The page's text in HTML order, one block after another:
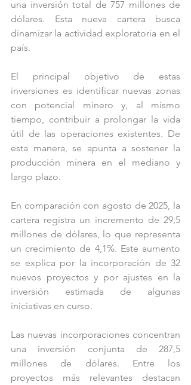
una inversión total de 757 millones de
dólares. Esta nueva cartera busca
dinamizar la actividad exploratoria en el
país.
El principal objetivo de estas
inversiones es identificar nuevas zonas
con potencial minero y, al mismo
tiempo, contribuir a prolongar la vida
útil de las operaciones existentes. De
esta manera, se apunta a sostener la
producción minera en el mediano y
largo plazo.
En comparación con agosto de 2025, la
cartera registra un incremento de 29,5
millones de dólares, lo que representa
un crecimiento de 4,1%. Este aumento
se explica por la incorporación de 32
nuevos proyectos y por ajustes en la
inversión estimada de algunas
iniciativas en curso.
Las nuevas incorporaciones concentran
una inversión conjunta de 287,5
millones de dólares. Entre los
proyectos más relevantes destacan